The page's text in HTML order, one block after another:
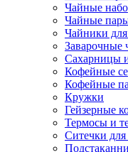
Чайные
Чайные
Чайники
Заварочные
Сахарницы
Кофейные
Кофейные
Кружки
Гейзерные
Термосы и
Ситечки для